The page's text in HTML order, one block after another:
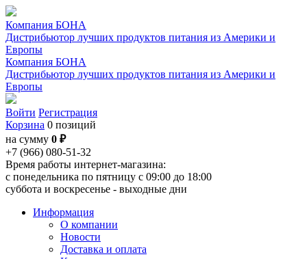
Компания БОНА
Дистрибьютор лучших продуктов питания из Америки и
Европы
Компания БОНА
Дистрибьютор лучших продуктов питания из Америки и
Европы
Войти Регистрация
Корзина 0 позиций
на сумму 0 ₽
+7 (966) 080-51-32
Время работы интернет-магазина:
с понедельника по пятницу с 09:00 до 18:00
суббота и воскресенье - выходные дни
Информация
О компании
Новости
Доставка и оплата